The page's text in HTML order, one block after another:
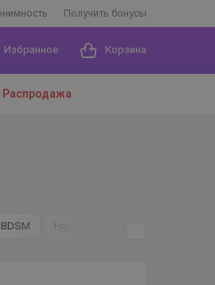
Получить бонусы
Избранное Корзина
Распродажа